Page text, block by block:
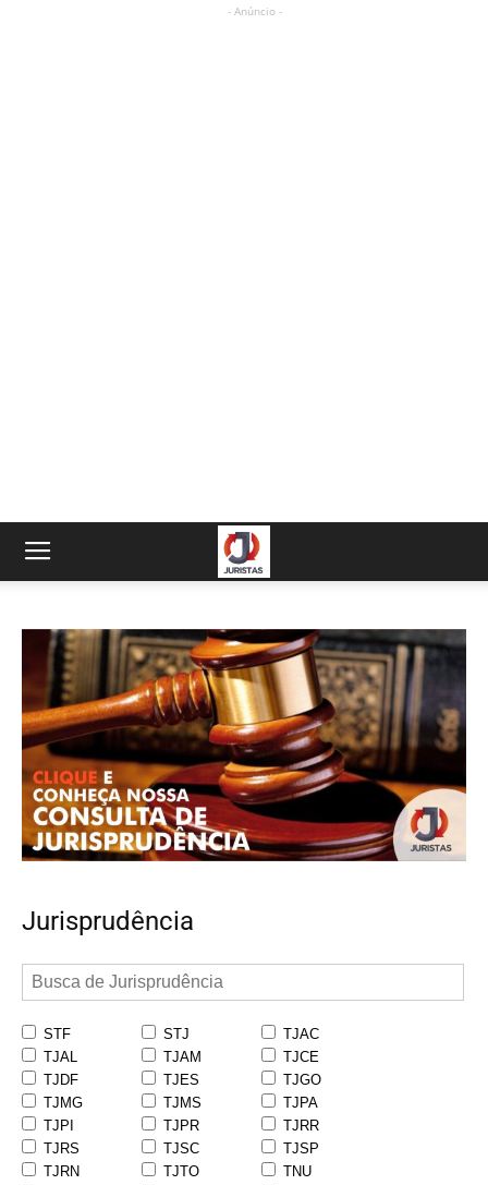
- Anúncio -
Jurisprudência
STF STJ
TJAC
TJAL
TJAM
TJCE
TJDF
TJES
TJGO
TJMG
TJMS
TJPA
TJPI
TJPR
TJRR
TJRS
TJSC
TJSP
TJRN
TJTO
TNU